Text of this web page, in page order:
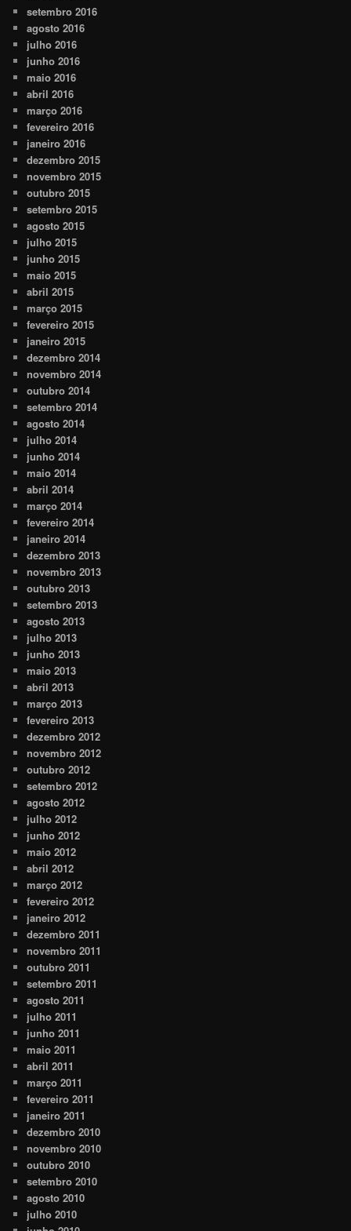
setembro 2016
agosto 2016
julho 2016
junho 2016
maio 2016
abril 2016
março 2016
fevereiro 2016
janeiro 2016
dezembro 2015
novembro 2015
outubro 2015
setembro 2015
agosto 2015
julho 2015
junho 2015
maio 2015
abril 2015
março 2015
fevereiro 2015
janeiro 2015
dezembro 2014
novembro 2014
outubro 2014
setembro 2014
agosto 2014
julho 2014
junho 2014
maio 2014
abril 2014
março 2014
fevereiro 2014
janeiro 2014
dezembro 2013
novembro 2013
outubro 2013
setembro 2013
agosto 2013
julho 2013
junho 2013
maio 2013
abril 2013
março 2013
fevereiro 2013
dezembro 2012
novembro 2012
outubro 2012
setembro 2012
agosto 2012
julho 2012
junho 2012
maio 2012
abril 2012
março 2012
fevereiro 2012
janeiro 2012
dezembro 2011
novembro 2011
outubro 2011
setembro 2011
agosto 2011
julho 2011
junho 2011
maio 2011
abril 2011
março 2011
fevereiro 2011
janeiro 2011
dezembro 2010
novembro 2010
outubro 2010
setembro 2010
agosto 2010
julho 2010